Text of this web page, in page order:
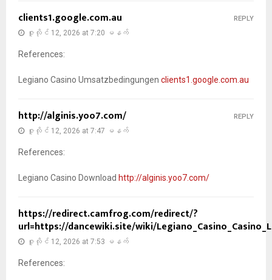
clients1.google.com.au
ဇူလိုင် 12, 2026 at 7:20 မနက်
References:
Legiano Casino Umsatzbedingungen clients1.google.com.au
REPLY
http://alginis.yoo7.com/
ဇူလိုင် 12, 2026 at 7:47 မနက်
References:
Legiano Casino Download http://alginis.yoo7.com/
REPLY
https://redirect.camfrog.com/redirect/?
url=https://dancewiki.site/wiki/
ဇူလိုင် 12, 2026 at 7:53 မနက်
References: